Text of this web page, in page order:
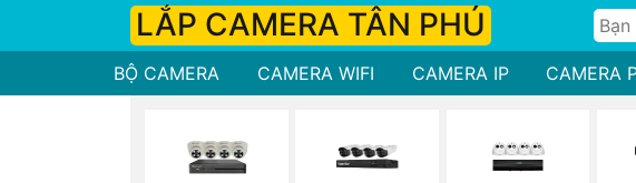
LẮP CAMERA TÂN PHÚ
BỘ CAMERA CAMERA WIFI CAMERA IP CAMERA